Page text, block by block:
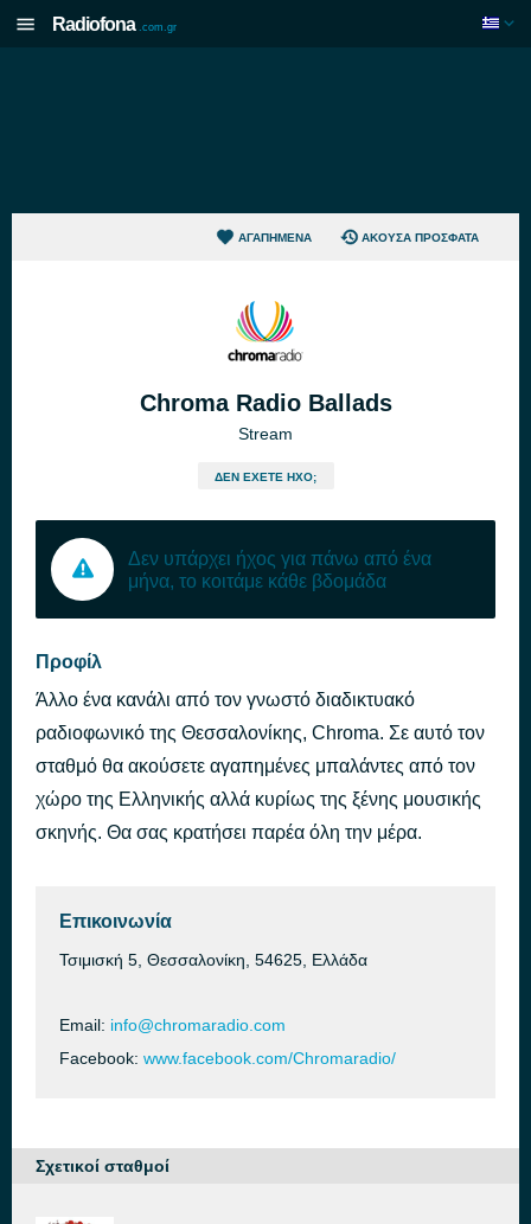
Radiofona .com.gr
ΑΓΑΠΗΜΈΝΑ ΆΚΟΥΣΑ ΠΡΌΣΦΑΤΑ
Chroma Radio Ballads
Stream
ΔΕΝ ΈΧΕΤΕ ΉΧΟ;
Δεν υπάρχει ήχος για πάνω από ένα
μήνα, το κοιτάμε κάθε βδομάδα
Προφίλ
Άλλο ένα κανάλι από τον γνωστό διαδικτυακό
ραδιοφωνικό της Θεσσαλονίκης, Chroma. Σε αυτό τον
σταθμό θα ακούσετε αγαπημένες μπαλάντες από τον
χώρο της Ελληνικής αλλά κυρίως της ξένης μουσικής
σκηνής. Θα σας κρατήσει παρέα όλη την μέρα.
Επικοινωνία
Τσιμισκή 5, Θεσσαλονίκη, 54625, Ελλάδα
Email: info@chromaradio.com
Facebook: www.facebook.com/Chromaradio/
Σχετικοί σταθμοί